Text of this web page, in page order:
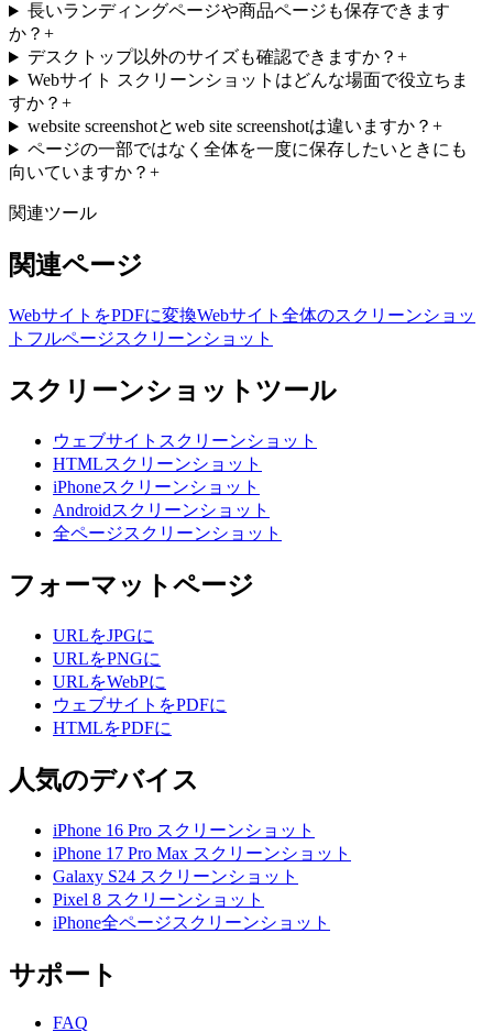
長いランディングページや商品ページも保存できます
か？ +
デスクトップ以外のサイズも確認できますか？ +
Webサイト スクリーンショットはどんな場面で役立ちま
すか？ +
website screenshotとweb site screenshotは違いますか？ +
ページの一部ではなく全体を一度に保存したいときにも
向いていますか？ +
関連ツール
関連ページ
WebサイトをPDFに変換Webサイト全体のスクリーンショッ
ト フルページスクリーンショット
スクリーンショットツール
ウェブサイトスクリーンショット
HTMLスクリーンショット
iPhoneスクリーンショット
Androidスクリーンショット
全ページスクリーンショット
フォーマットページ
URLをJPGに
URLをPNGに
URLをWebPに
ウェブサイトをPDFに
HTMLをPDFに
人気のデバイス
iPhone 16 Pro スクリーンショット
iPhone 17 Pro Max スクリーンショット
Galaxy S24 スクリーンショット
Pixel 8 スクリーンショット
iPhone全ページスクリーンショット
サポート
FAQ